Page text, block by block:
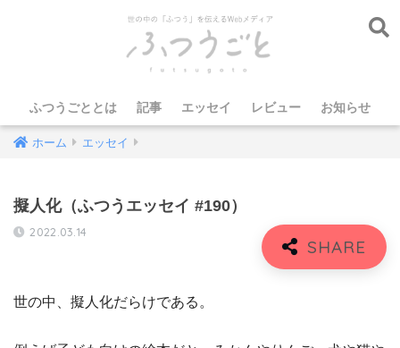
ふつうごととは 記事 エッセイ レビュー お知らせ
ホーム エッセイ
擬人化（ふつうエッセイ #190）
2022.03.14
世の中、擬人化だらけである。